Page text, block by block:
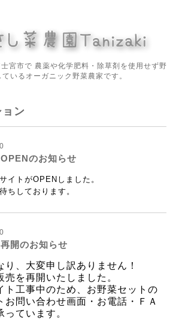
宮市で 農薬や化学肥料・除草剤を使用せず野
いるオーガニック野菜農家です。
ン
のお知らせ
イトがOPENしました。
ちしております。
開のお知らせ
り、大変申し訳ありません！
売を再開いたしました。
ト工事中のため、お野菜セットの
お問い合わせ画面・お電話・ＦＡ
っています。